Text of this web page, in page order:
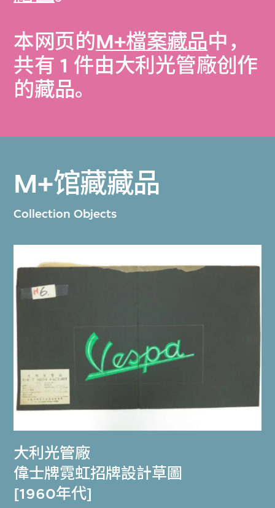
本网页的M+檔案藏品中，
共有 1 件由大利光管廠创作
的藏品。
M+馆藏藏品
Collection Objects
大利光管廠
偉士牌霓虹招牌設計草圖
[1960年代]